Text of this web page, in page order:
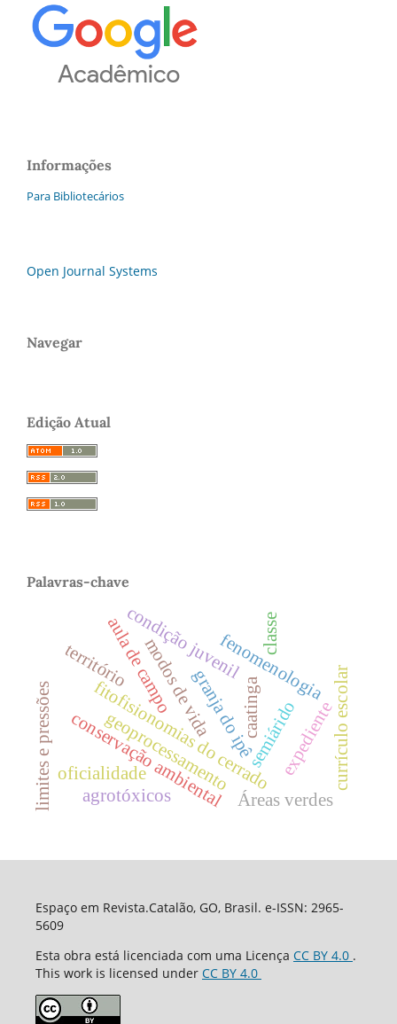
Informações
Para Bibliotecários
Open Journal Systems
Navegar
Edição Atual
Palavras-chave
aula de campogranja do ipê
fitofisionomias do cerrado
geoprocessamento
caatinga
conservação ambiental semiárido
fenomenologia
oficialidade
condição juvenil
modos de vida
classe
limites e pressões agrotóxicos
território
expedientecurrículo escolar
Áreas verdes
Espaço em Revista.Catalão, GO, Brasil. e-ISSN: 2965-
5609
Esta obra está licenciada com uma Licença CC BY 4.0 .
This work is licensed under CC BY 4.0